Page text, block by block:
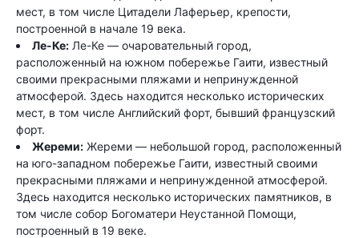
мест, в том числе Цитадели Лаферьер, крепости,
построенной в начале 19 века.
Ле-Ке: Ле-Ке — очаровательный город,
расположенный на южном побережье Гаити, известный
своими прекрасными пляжами и непринужденной
атмосферой. Здесь находится несколько исторических
мест, в том числе Английский форт, бывший французский
форт.
Жереми: Жереми — небольшой город, расположенный
на юго-западном побережье Гаити, известный своими
прекрасными пляжами и непринужденной атмосферой.
Здесь находится несколько исторических памятников, в
том числе собор Богоматери Неустанной Помощи,
построенный в 19 веке.